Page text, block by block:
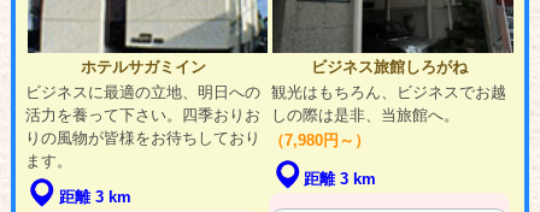
ホテルサガミイン
ビジネスに最適の立地、明日への
活力を養って下さい。四季おりお
りの風物が皆様をお待ちしており
ます。
距離 3 km
ビジネス旅館しろがね
観光はもちろん、ビジネスでお越
しの際は是非、当旅館へ。
（7,980円～）
距離 3 km